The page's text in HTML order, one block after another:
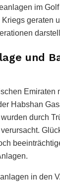
im
geraten
und
Emiraten
Habshan
durch
in den